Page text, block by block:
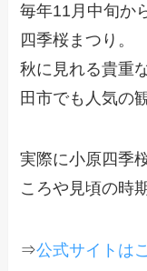
毎年11月中旬か
四季桜まつり。
秋に見れる貴重
田市でも人気の
実際に小原四季
ころや見頃の時
⇒公式サイトは